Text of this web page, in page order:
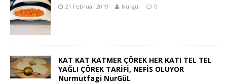
21 Februar 2019 Nurgül 0
KAT KAT KATMER ÇÖREK HER KATI TEL TEL
YAĞLI ÇÖREK TARİFİ, NEFİS OLUYOR
Nurmutfagi NurGüL